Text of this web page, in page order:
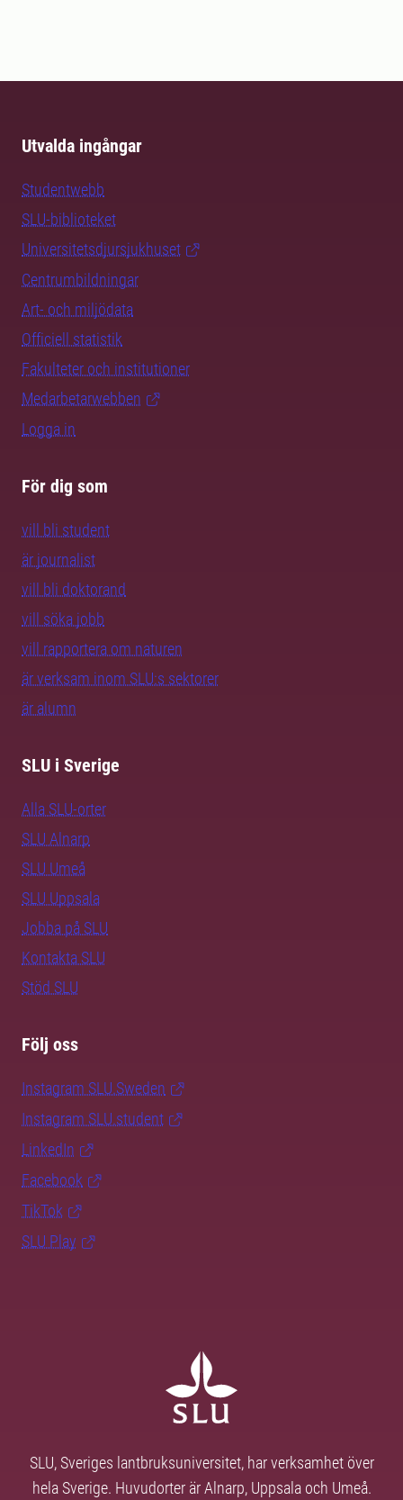
Utvalda ingångar
Studentwebb
SLU-biblioteket
Universitetsdjursjukhuset
Centrumbildningar
Art- och miljödata
Officiell statistik
Fakulteter och institutioner
Medarbetarwebben
Logga in
För dig som
vill bli student
är journalist
vill bli doktorand
vill söka jobb
vill rapportera om naturen
är verksam inom SLU:s sektorer
är alumn
SLU i Sverige
Alla SLU-orter
SLU Alnarp
SLU Umeå
SLU Uppsala
Jobba på SLU
Kontakta SLU
Stöd SLU
Följ oss
Instagram SLU.Sweden
Instagram SLU.student
LinkedIn
Facebook
TikTok
SLU Play
SLU, Sveriges lantbruksuniversitet, har verksamhet över
hela Sverige. Huvudorter är Alnarp, Uppsala och Umeå.